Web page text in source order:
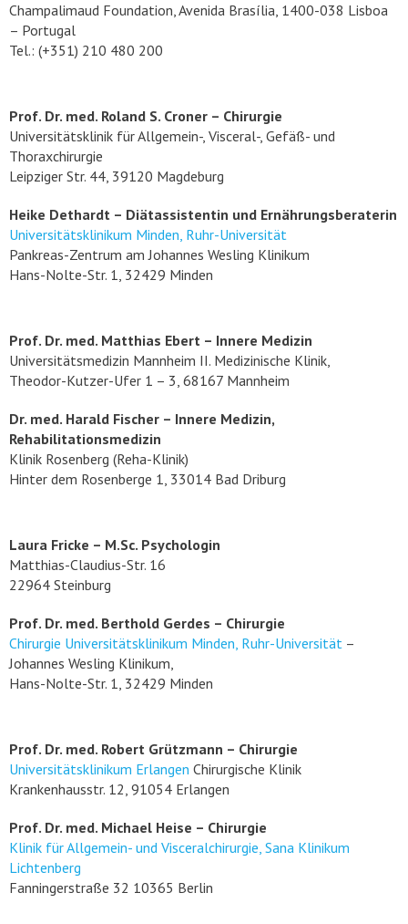
Champalimaud Foundation, Avenida Brasília, 1400-038 Lisboa
– Portugal
Tel.: (+351) 210 480 200
Prof. Dr. med. Roland S. Croner – Chirurgie
Universitätsklinik für Allgemein-, Visceral-, Gefäß- und
Thoraxchirurgie
Leipziger Str. 44, 39120 Magdeburg
Heike Dethardt – Diätassistentin und Ernährungsberaterin
Universitätsklinikum Minden, Ruhr-Universität
Pankreas-Zentrum am Johannes Wesling Klinikum
Hans-Nolte-Str. 1, 32429 Minden
Prof. Dr. med. Matthias Ebert – Innere Medizin
Universitätsmedizin Mannheim II. Medizinische Klinik,
Theodor-Kutzer-Ufer 1 – 3, 68167 Mannheim
Dr. med. Harald Fischer – Innere Medizin,
Rehabilitationsmedizin
Klinik Rosenberg (Reha-Klinik)
Hinter dem Rosenberge 1, 33014 Bad Driburg
Laura Fricke – M.Sc. Psychologin
Matthias-Claudius-Str. 16
22964 Steinburg
Prof. Dr. med. Berthold Gerdes – Chirurgie
Chirurgie Universitätsklinikum Minden, Ruhr-Universität –
Johannes Wesling Klinikum,
Hans-Nolte-Str. 1, 32429 Minden
Prof. Dr. med. Robert Grützmann – Chirurgie
Universitätsklinikum Erlangen Chirurgische Klinik
Krankenhausstr. 12, 91054 Erlangen
Prof. Dr. med. Michael Heise – Chirurgie
Klinik für Allgemein- und Visceralchirurgie, Sana Klinikum
Lichtenberg
Fanningerstraße 32 10365 Berlin